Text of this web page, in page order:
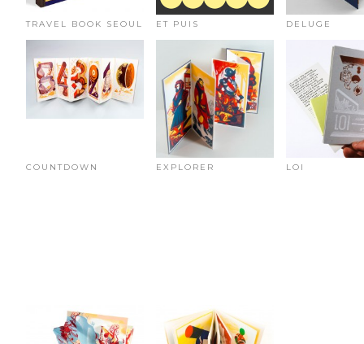
TRAVEL BOOK SEOUL ET PUIS DELUGE
COUNTDOWN EXPLORER LOI